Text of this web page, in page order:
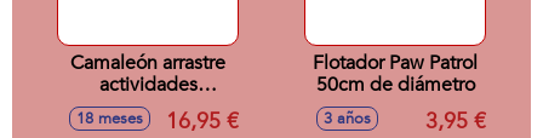
Camaleón arrastre
actividades
28x13x14cm
18 meses 16,95 €
Flotador Paw Patrol
50cm de diámetro
3 años 3,95 €